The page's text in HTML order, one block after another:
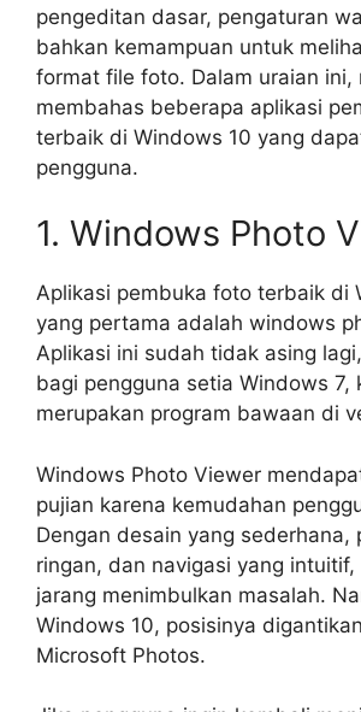
pengeditan dasar, pengaturan
bahkan kemampuan untuk
format file foto. Dalam uraian ini,
membahas beberapa aplikasi
terbaik di Windows 10 yang
pengguna.
1. Windows Photo
Aplikasi pembuka foto terbaik di
yang pertama adalah windows
Aplikasi ini sudah tidak asing
bagi pengguna setia Windows 7,
merupakan program bawaan di
Windows Photo Viewer
pujian karena kemudahan
Dengan desain yang sederhana,
ringan, dan navigasi yang intuitif,
jarang menimbulkan masalah.
Windows 10, posisinya
Microsoft Photos.